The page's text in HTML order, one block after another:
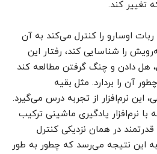
تغییر کند.
اوسارو را کنترل می‌کند به آن
را شناسایی کند، رفتار این
هل دادن و چنگ گرفتن مطالعه کند
آن را بردارد. مثل بقیه
این نرم‌افزار از تجربه درس می‌گیرد.
نرم‌افزار یادگیری ماشینی ترکیب
در همان نزدیکی کنترل
این نتیجه می‌رسد که چطور به طور